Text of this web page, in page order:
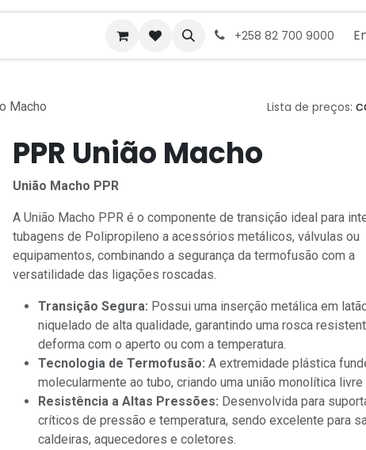
+258 82 700 9000
Macho Lista de preços:
PPR União Macho
União Macho PPR
A União Macho PPR é o componente de transição ideal para
tubagens de Polipropileno a acessórios metálicos, válvulas ou
equipamentos, combinando a segurança da termofusão com a
versatilidade das ligações roscadas.
Transição Segura: Possui uma inserção metálica em
niquelado de alta qualidade, garantindo uma rosca
deforma com o aperto ou com a temperatura.
Tecnologia de Termofusão: A extremidade plástica
molecularmente ao tubo, criando uma união monolítica
Resistência a Altas Pressões: Desenvolvida para
críticos de pressão e temperatura, sendo excelente para
caldeiras, aquecedores e coletores.